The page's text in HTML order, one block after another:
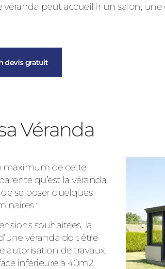
véranda peut accueillir un salon,
devis gratuit
Véranda
maximum de cette
qu’est la véranda,
se poser quelques
:
souhaitées, la
véranda doit être
autorisation de travaux.
inférieure à 40m2,